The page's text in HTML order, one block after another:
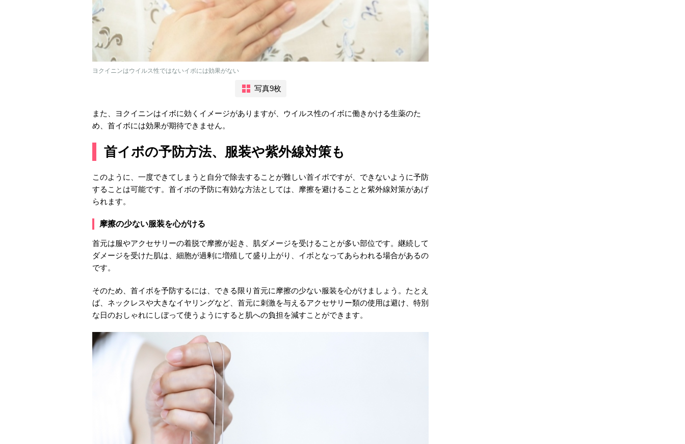
ヨクイニンはウイルス性ではないイボには効果がない
写真9枚
また、ヨクイニンはイボに効くイメージがありますが、ウイルス性のイボに働きかける生薬のた
め、首イボには効果が期待できません。
首イボの予防方法、服装や紫外線対策も
このように、一度できてしまうと自分で除去することが難しい首イボですが、できないように予防
することは可能です。首イボの予防に有効な方法としては、摩擦を避けることと紫外線対策があげ
られます。
摩擦の少ない服装を心がける
首元は服やアクセサリーの着脱で摩擦が起き、肌ダメージを受けることが多い部位です。継続して
ダメージを受けた肌は、細胞が過剰に増殖して盛り上がり、イボとなってあらわれる場合があるの
です。
そのため、首イボを予防するには、できる限り首元に摩擦の少ない服装を心がけましょう。たとえ
ば、ネックレスや大きなイヤリングなど、首元に刺激を与えるアクセサリー類の使用は避け、特別
な日のおしゃれにしぼって使うようにすると肌への負担を減すことができます。